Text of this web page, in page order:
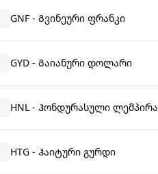
GNF - Გვინეური ფრანკი
GYD - Გაიანური დოლარი
HNL - Ჰონდურასული ლემპირა
HTG - Ჰაიტური გურდი